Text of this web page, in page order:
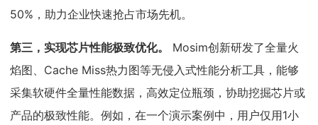
50%，助力企业快速抢占市场先机。
第三，实现芯片性能极致优化。
Mosim创新研发了全量火
焰图、Cache Miss热力图等无侵入式性能分析工具，能够
采集软硬件全量性能数据，高效定位瓶颈，协助挖掘芯片或
产品的极致性能。例如，在一个演示案例中，用户仅用1小